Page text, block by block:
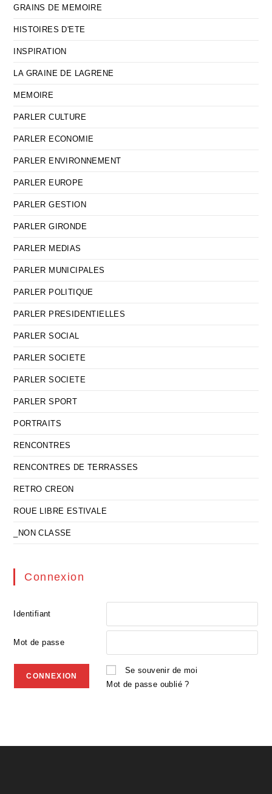
GRAINS DE MEMOIRE
HISTOIRES D'ETE
INSPIRATION
LA GRAINE DE LAGRENE
MEMOIRE
PARLER CULTURE
PARLER ECONOMIE
PARLER ENVIRONNEMENT
PARLER EUROPE
PARLER GESTION
PARLER GIRONDE
PARLER MEDIAS
PARLER MUNICIPALES
PARLER POLITIQUE
PARLER PRESIDENTIELLES
PARLER SOCIAL
PARLER SOCIETE
PARLER SOCIETE
PARLER SPORT
PORTRAITS
RENCONTRES
RENCONTRES DE TERRASSES
RETRO CREON
ROUE LIBRE ESTIVALE
_NON CLASSE
Connexion
Identifiant
Mot de passe
Se souvenir de moi
Mot de passe oublié ?